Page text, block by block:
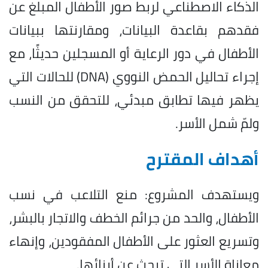
الذكاء الاصطناعي لربط صور الأطفال المبلغ عن
فقدهم بقاعدة البيانات، ومقارنتها ببيانات
الأطفال في دور الرعاية أو المسجلين حديثًا، مع
إجراء تحاليل الحمض النووي (DNA) للحالات التي
يظهر فيها تطابق مبدئي، للتحقق من النسب
ولمّ شمل الأسر.
أهداف المقترح
ويستهدف المشروع: منع التلاعب في نسب
الأطفال، والحد من جرائم الخطف والاتجار بالبشر،
وتسريع العثور على الأطفال المفقودين، وإنهاء